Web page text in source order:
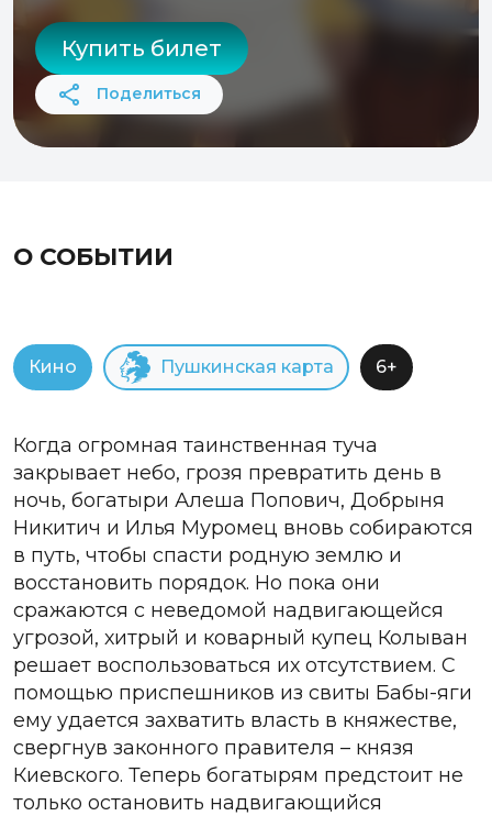
Купить билет
Поделиться
О СОБЫТИИ
Кино Пушкинская карта 6+
Когда огромная таинственная туча
закрывает небо, грозя превратить день в
ночь, богатыри Алеша Попович, Добрыня
Никитич и Илья Муромец вновь собираются
в путь, чтобы спасти родную землю и
восстановить порядок. Но пока они
сражаются с неведомой надвигающейся
угрозой, хитрый и коварный купец Колыван
решает воспользоваться их отсутствием. С
помощью приспешников из свиты Бабы-яги
ему удается захватить власть в княжестве,
свергнув законного правителя – князя
Киевского. Теперь богатырям предстоит не
только остановить надвигающийся